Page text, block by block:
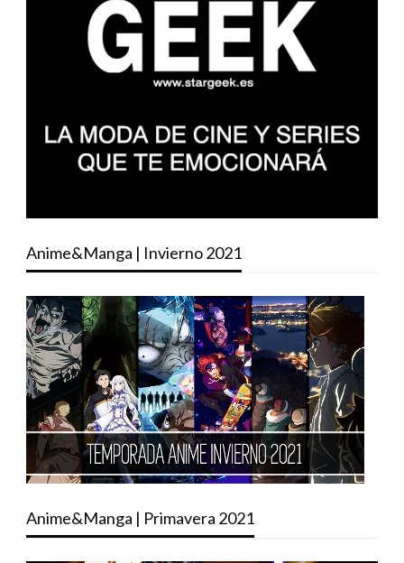
Anime&Manga | Invierno 2021
Anime&Manga | Primavera 2021